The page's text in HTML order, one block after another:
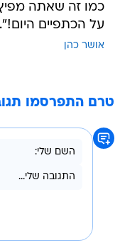
כמו זה שאתה
על הכתפיים היום!".
אושר כהן
טרם התפרסמו